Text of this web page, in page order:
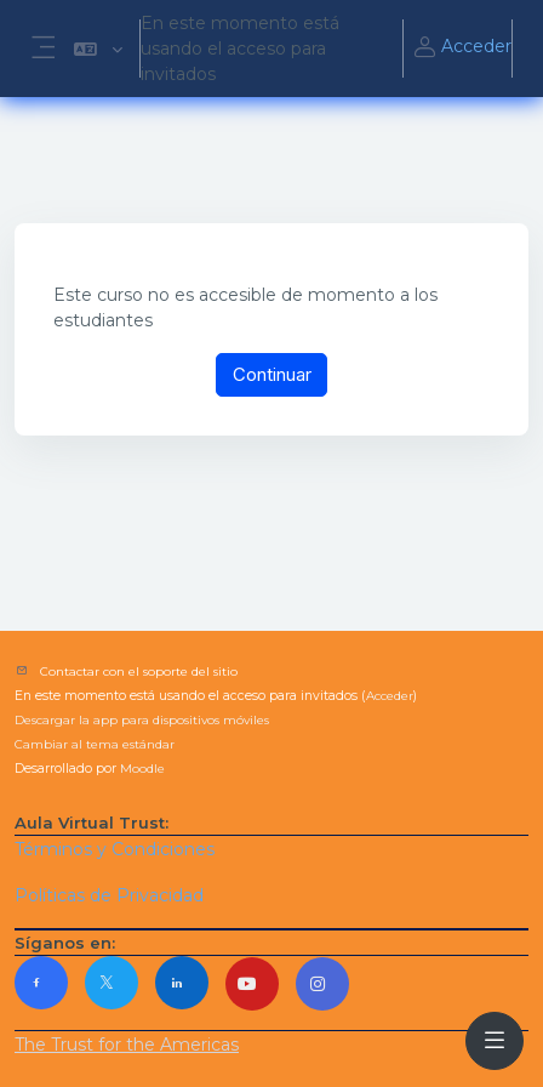
Salta al contenido principal
Panel lateral
En este momento está
usando el acceso para
invitados
Acceder
Este curso no es accesible de momento a los
estudiantes
Continuar
Contactar con el soporte del sitio
En este momento está usando el acceso para invitados (Acceder)
Descargar la app para dispositivos móviles
Cambiar al tema estándar
Desarrollado por Moodle
Aula Virtual Trust:
Términos y Condiciones
Políticas de Privacidad
Síganos en:
The Trust for the Americas